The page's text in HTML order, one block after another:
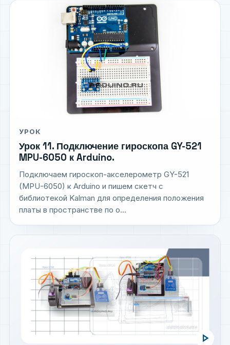
УРОК
Урок 11. Подключение гироскопа GY-521
MPU-6050 к Arduino.
Подключаем гироскоп-акселерометр GY-521
(MPU-6050) к Arduino и пишем скетч с
библиотекой Kalman для определения положения
платы в пространстве по о...
play_arrow